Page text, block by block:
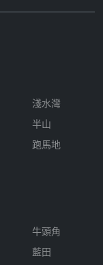
淺水灣
半山
跑馬地
牛頭角
藍田